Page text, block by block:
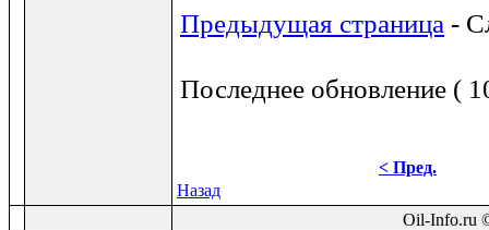
Предыдущая страница -
Последнее обновление (
< Пред.
Назад
Oil-Info.ru